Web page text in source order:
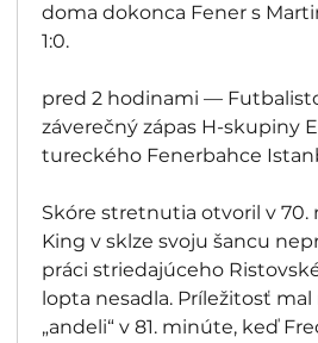
doma dokonca Fener s
1:0.
pred 2 hodinami —
záverečný zápas H-skupiny
tureckého Fenerbahce
Skóre stretnutia otvoril v 70.
King v sklze svoju šancu
práci striedajúceho
lopta nesadla. Príležitosť
„andeli“ v 81. minúte, keď